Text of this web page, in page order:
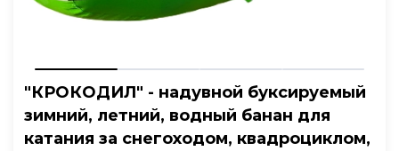
"КРОКОДИЛ" - надувной буксируемый
зимний, летний, водный банан для
катания за снегоходом, квадроциклом,